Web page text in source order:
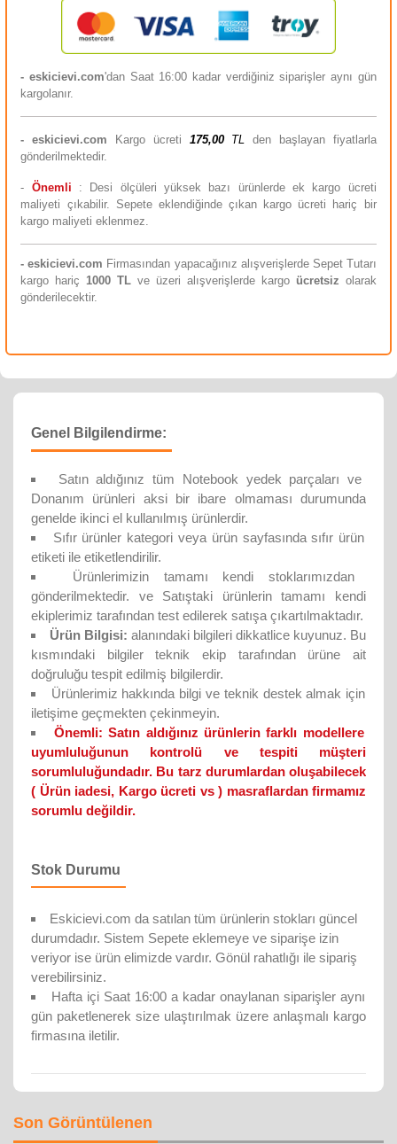
- eskicievi.com'dan Saat 16:00 kadar verdiğiniz siparişler aynı gün
kargolanır.
-eskicievi.com Kargo ücreti 175,00 TL den başlayan fiyatlarla
gönderilmektedir.
- Önemli
: Desi ölçüleri yüksek bazı ürünlerde ek kargo ücreti
maliyeti çıkabilir. Sepete eklendiğinde çıkan kargo ücreti hariç bir
kargo maliyeti eklenmez.
-eskicievi.com Firmasından yapacağınız alışverişlerde Sepet Tutarı
kargo hariç1000 TL ve üzeri alışverişlerde kargo ücretsiz olarak
gönderilecektir.
Genel Bilgilendirme:
Satın aldığınız tüm Notebook yedek parçaları ve
Donanım ürünleri aksi bir ibare olmaması durumunda
genelde ikinci el kullanılmış ürünlerdir.
Sıfır ürünler kategori veya ürün sayfasında sıfır ürün
etiketi ile etiketlendirilir.
Ürünlerimizin tamamı kendi stoklarımızdan
gönderilmektedir. ve Satıştaki ürünlerin tamamı kendi
ekiplerimiz tarafından test edilerek satışa çıkartılmaktadır.
Ürün Bilgisi: alanındaki bilgileri dikkatlice kuyunuz. Bu
kısmındaki bilgiler teknik ekip tarafından ürüne ait
doğruluğu tespit edilmiş bilgilerdir.
Ürünlerimiz hakkında bilgi ve teknik destek almak için
iletişime geçmekten çekinmeyin.
Önemli: Satın aldığınız ürünlerin farklı modellere
uyumluluğunun kontrolü ve tespiti müşteri
sorumluluğundadır. Bu tarz durumlardan oluşabilecek
( Ürün iadesi, Kargo ücreti vs ) masraflardan firmamız
sorumlu değildir.
Stok Durumu
Eskicievi.com da satılan tüm ürünlerin stokları güncel
durumdadır. Sistem Sepete eklemeye ve siparişe izin
veriyor ise ürün elimizde vardır. Gönül rahatlığı ile sipariş
verebilirsiniz.
Hafta içi Saat 16:00 a kadar onaylanan siparişler aynı
gün paketlenerek size ulaştırılmak üzere anlaşmalı kargo
firmasına iletilir.
Son Görüntülenen